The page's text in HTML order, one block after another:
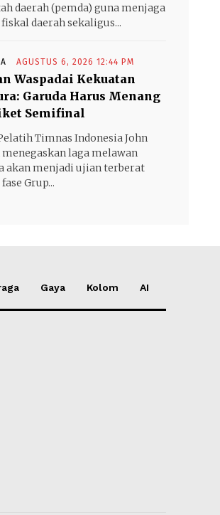
daerah (pemda) guna menjaga
daerah sekaligus...
AGUSTUS 6, 2026 12:44 PM
Waspadai Kekuatan
Garuda Harus Menang
Semifinal
Timnas Indonesia John
laga melawan
akan menjadi ujian terberat
Grup...
Gaya Kolom AI